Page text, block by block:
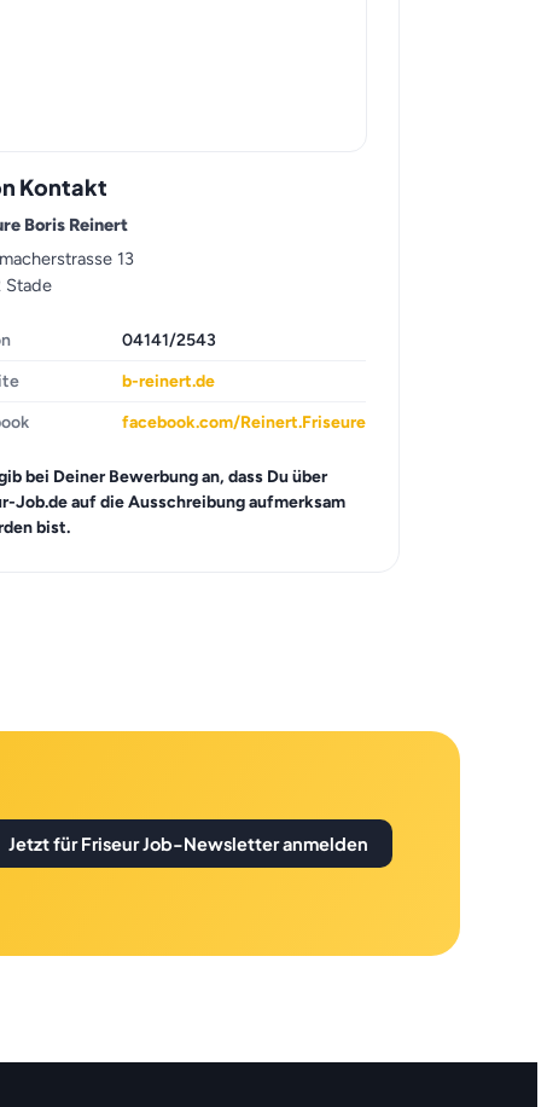
Kontakt
Boris Reinert
13
Stade
04141/2543
b-reinert.de
facebook.com/Reinert.Friseure
bei Deiner Bewerbung an, dass Du über
Job.de auf die Ausschreibung aufmerksam
bist.
Jetzt für Friseur Job-Newsletter anmelden